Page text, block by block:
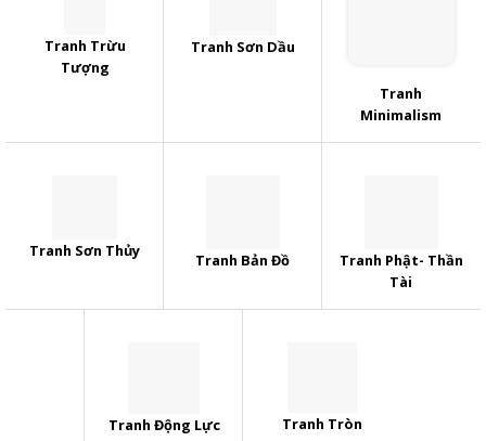
Tranh Trừu
Tượng
Tranh Sơn Dầu
Tranh
Minimalism
Tranh Sơn Thủy
Tranh Bản Đồ
Tranh Phật- Thần
Tài
Tranh Động Lực Tranh Tròn